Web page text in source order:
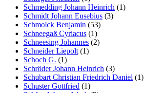
Schmedding Johann Heinrich (1)
Schmidt Johann Eusebius (3)
Schmolck Benjamin (53)
Schneegaß Cyriacus (1)
Schneesing Johannes (2)
Schneider Liepolt (1)
Schoch G. (1)
Schröder Johann Heinrich (3)
Schubart Christian Friedrich Daniel (1)
Schuster Gottfried (1)